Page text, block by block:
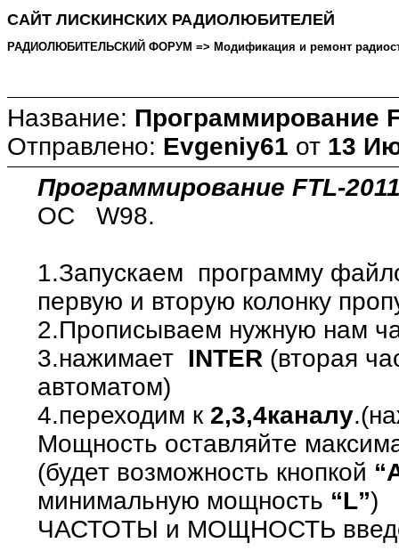
САЙТ ЛИСКИНСКИХ РАДИОЛЮБИТЕЛЕЙ
РАДИОЛЮБИТЕЛЬСКИЙ ФОРУМ => Модификация и ремонт
Название: Программирование
Отправлено: Evgeniy61 от 13
Программирование FTL-
ОС W98.
1.Запускаем программу
первую и вторую колонку
2.Прописываем нужную нам
3.нажимает INTER (вторая
автоматом)
4.переходим к 2,3,4каналу
Мощность оставляйте
(будет возможность кнопкой
минимальную мощность “L”)
ЧАСТОТЫ и МОЩНОСТЬ